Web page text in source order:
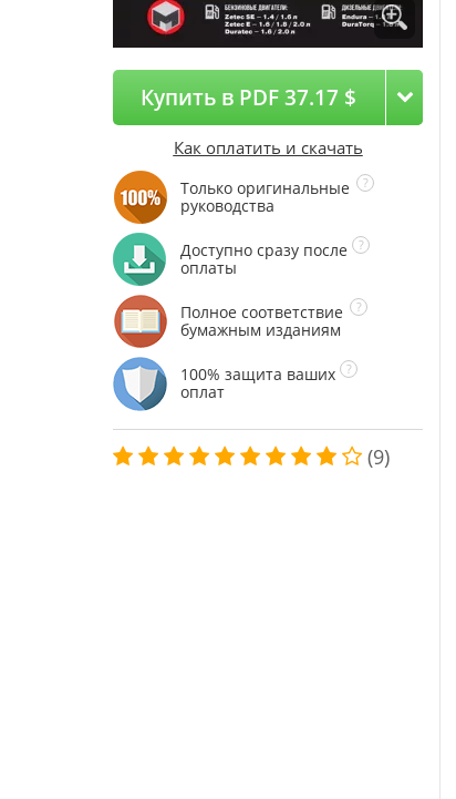
Купить в PDF 37.17 $
Как оплатить и скачать
Только оригинальные
руководства
Доступно сразу после
оплаты
Полное соответствие
бумажным изданиям
100% защита ваших
оплат
(9)